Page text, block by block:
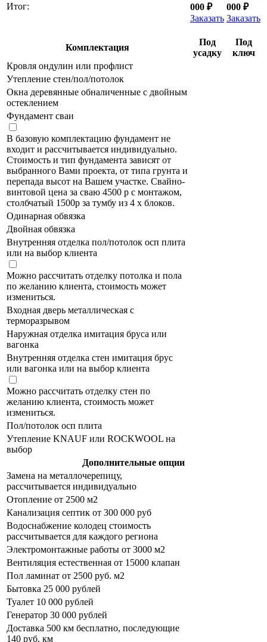
Итог:
000 ₽
Заказать
000 ₽
Заказать
Комплектация
Под
усадку
Под
ключ
Кровля ондулин или профлист
Утепление стен/пол/потолок
Окна деревянные обналиченные с двойным
остеклением
Фундамент сваи
В базовую комплектацию фундамент не
входит и рассчитывается индивидуально.
Стоимость и тип фундамента зависят от
выбранного Вами проекта, от типа грунта и
перепада высот на Вашем участке. Свайно-
винтовой цена за сваю 4500 р с монтажом,
столбчатый 1500р за тумбу из 4 х блоков.
Одинарная обвязка
Двойная обвязка
Внутренняя отделка пол/потолок осп плита
или на выбор клиента
Можно рассчитать отделку потолка и пола
по желанию клиента, стоимость может
измениться.
Входная дверь металлическая с
терморазрывом
Наружная отделка имитация бруса или
вагонка
Внутренняя отделка стен имитация брус
или вагонка или на выбор клиента
Можно рассчитать отделку стен по
желанию клиента, стоимость может
измениться.
Пол/потолок осп плита
Утепление KNAUF или ROCKWOOL на
выбор
Дополнительные опции
Замена на металлочерепицу,
рассчитывается индивидуально
Отопление от 2500 м2
Канализация септик от 300 000 руб
Водоснабжение колодец стоимость
рассчитывается для каждого региона
Электромонтажные работы от 3000 м2
Вентиляция естественная от 15000 клапан
Пол ламинат от 2500 руб. м2
Бытовка 25 000 рублей
Туалет 10 000 рублей
Генератор 30 000 рублей
Доставка 500 км бесплатно, последующие
140 руб. км